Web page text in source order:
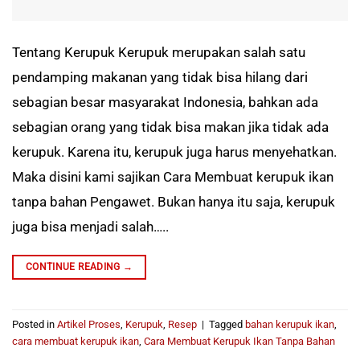
Tentang Kerupuk Kerupuk merupakan salah satu
pendamping makanan yang tidak bisa hilang dari
sebagian besar masyarakat Indonesia, bahkan ada
sebagian orang yang tidak bisa makan jika tidak ada
kerupuk. Karena itu, kerupuk juga harus menyehatkan.
Maka disini kami sajikan Cara Membuat kerupuk ikan
tanpa bahan Pengawet. Bukan hanya itu saja, kerupuk
juga bisa menjadi salah…..
CONTINUE READING →
Posted in Artikel Proses Kerupuk Resep | Tagged bahan kerupuk ikan
cara membuat kerupuk ikan Cara Membuat Kerupuk Ikan Tanpa Bahan